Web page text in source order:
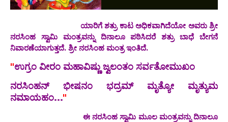
ಯಾರಿಗೆ ಶತ್ರು ಕಾಟ ಅಧಿಕವಾಗಿದೆಯೋ ಅವರು ಶ್ರೀ
ನರಸಿಂಹ ಸ್ವಾಮಿ ಮಂತ್ರವನ್ನು ದಿನಾಲೂ ಪಠಿಸಿದರೆ ಶತ್ರು ಬಾಧೆ ಬೇಗನೆ
ನಿವಾರಣೆಯಾಗುತ್ತದೆ. ಶ್ರೀ ನರಸಿಂಹ ಮಂತ್ರ ಇಂತಿದೆ.
"ಉಗ್ರಂ ವೀರಂ ಮಹಾವಿಷ್ಣು ಜ್ವಲಂತಂ ಸರ್ವತೋಮುಖಂ
ನರಸಿಂಹನ್ ಭೀಷನಂ ಭದ್ರಮ್ ಮೃತ್ಯೋ ಮೃತ್ಯುಮ
ನಮಾಯಹಂ..."
ಈ ನರಸಿಂಹ ಸ್ವಾಮಿ ಮೂಲ ಮಂತ್ರವನ್ನು ದಿನಾಲೂ